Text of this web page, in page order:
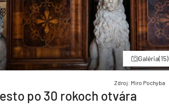
Galéria(15)
Zdroj: Miro Pochyba
po 30 rokoch otvára